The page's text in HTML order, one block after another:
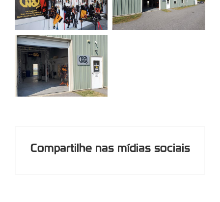
Compartilhe nas mídias sociais